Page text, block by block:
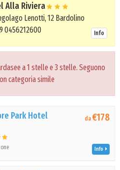
Alla Riviera
Lenotti, 12 Bardolino
0456212600
Info
a 1 stelle e 3 stelle. Seguono
categoria simile
Park Hotel
da€178
Info